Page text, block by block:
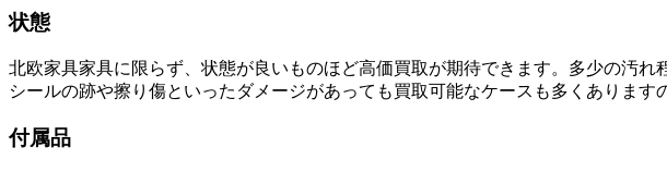
状態
北欧家具家具に限らず、状態が良いものほど高価買取が期待できます。多少の汚
シールの跡や擦り傷といったダメージがあっても買取可能なケースも多くあります
付属品